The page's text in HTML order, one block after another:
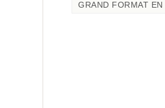
GRAND FORMAT EN